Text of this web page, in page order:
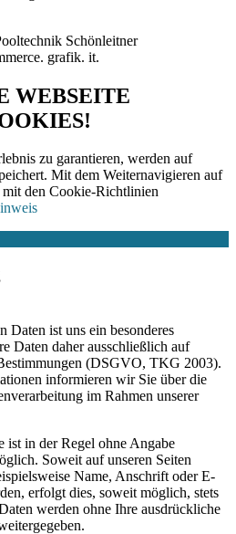
Schönleitner
WEBSEITE
zu garantieren, werden auf
Mit dem Weiternavigieren auf
mit den Cookie-Richtlinien
Daten ist uns ein besonderes
Daten daher ausschließlich auf
(DSGVO, TKG 2003).
informieren wir Sie über die
im Rahmen unserer
ist in der Regel ohne Angabe
Soweit auf unseren Seiten
Name, Anschrift oder E-
erfolgt dies, soweit möglich, stets
werden ohne Ihre ausdrückliche